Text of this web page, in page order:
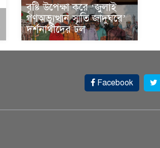
বৃষ্টি উপেক্ষা করে ‘জুলাই
গণঅভ্যুত্থান স্মৃতি জাদুঘরে’
দর্শনার্থীদের ঢল
Facebook